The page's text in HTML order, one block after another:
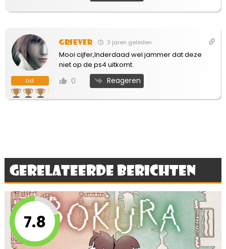
Lid
Griever 3 jaren geleden
Mooi cijfer,Inderdaad wel jammer dat deze
niet op de ps4 uitkomt.
0 Reageren
Gerelateerde berichten
7.8